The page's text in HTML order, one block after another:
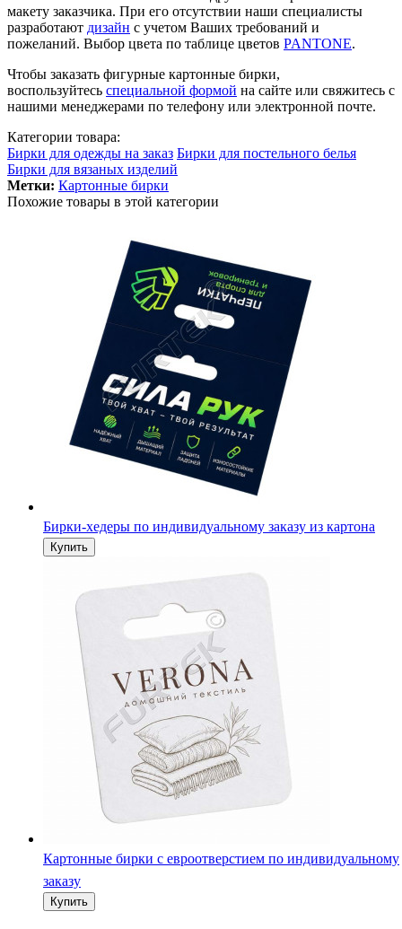
макету заказчика. При его отсутствии наши специалисты
разработают дизайн с учетом Ваших требований и
пожеланий. Выбор цвета по таблице цветов PANTONE.
Чтобы заказать фигурные картонные бирки,
воспользуйтесь специальной формой на сайте или свяжитесь с
нашими менеджерами по телефону или электронной почте.
Категории товара:
Бирки для одежды на заказ Бирки для постельного белья
Бирки для вязаных изделий
Метки: Картонные бирки
Похожие товары в этой категории
Бирки-хедеры по индивидуальному заказу из картона
Картонные бирки с евроотверстием по индивидуальному
заказу